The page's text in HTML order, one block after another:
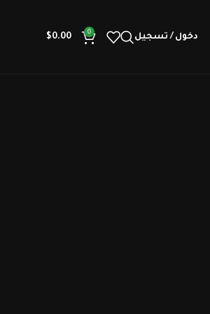
دخول / تسجيل 0
$0.00